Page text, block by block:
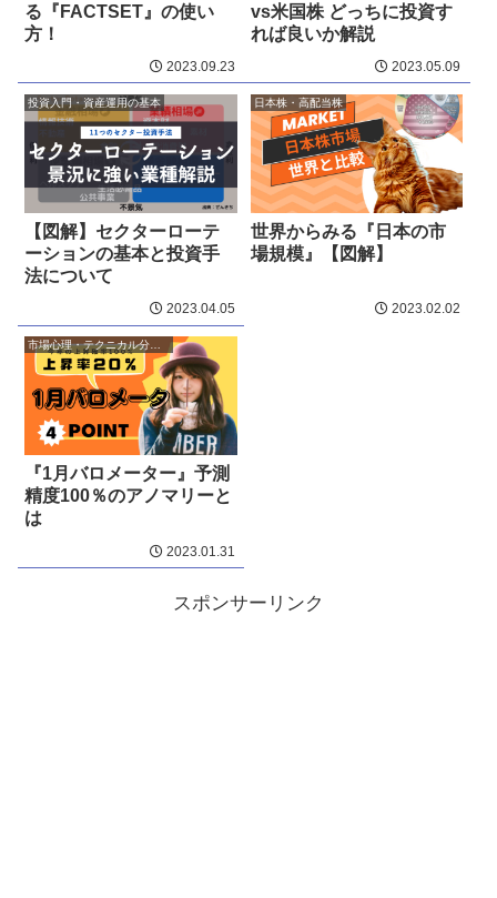
る『FACTSET』の使い
方！
2023.09.23
vs米国株 どっちに投資す
れば良いか解説
2023.05.09
投資入門・資産運用の基本
【図解】セクターローテ
ーションの基本と投資手
法について
2023.04.05
日本株・高配当株
世界からみる『日本の市
場規模』【図解】
2023.02.02
『1月バロメーター』予測
精度100％のアノマリーと
は
2023.01.31
スポンサーリンク